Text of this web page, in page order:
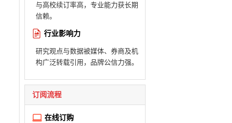
与高校续订率高，专业能力获长期
信赖。
行业影响力
研究观点与数据被媒体、券商及机
构广泛转载引用，品牌公信力强。
订阅流程
在线订购